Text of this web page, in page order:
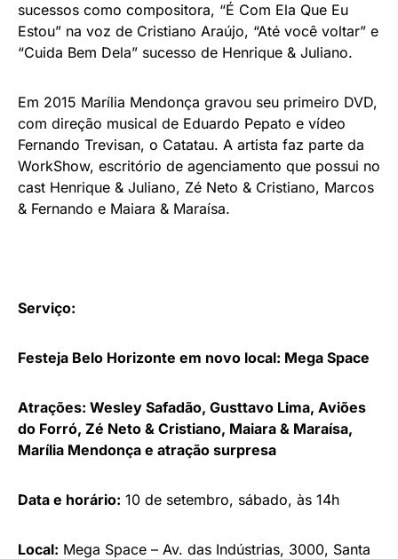
sucessos como compositora, “É Com Ela Que Eu
Estou” na voz de Cristiano Araújo, “Até você voltar” e
“Cuida Bem Dela” sucesso de Henrique & Juliano.
Em 2015 Marília Mendonça gravou seu primeiro DVD,
com direção musical de Eduardo Pepato e vídeo
Fernando Trevisan, o Catatau. A artista faz parte da
WorkShow, escritório de agenciamento que possui no
cast Henrique & Juliano, Zé Neto & Cristiano, Marcos
& Fernando e Maiara & Maraísa.
Serviço:
Festeja Belo Horizonte em novo local: Mega Space
Atrações: Wesley Safadão, Gusttavo Lima, Aviões
do Forró, Zé Neto & Cristiano, Maiara & Maraísa,
Marília Mendonça e atração surpresa
Data e horário: 10 de setembro, sábado, às 14h
Local: Mega Space – Av. das Indústrias, 3000, Santa